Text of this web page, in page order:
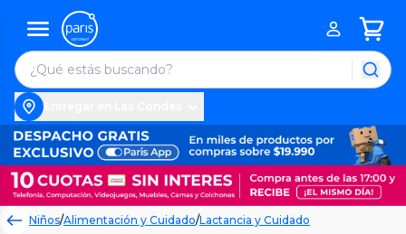
Niños/Alimentación y Cuidado/Lactancia y Cuidado